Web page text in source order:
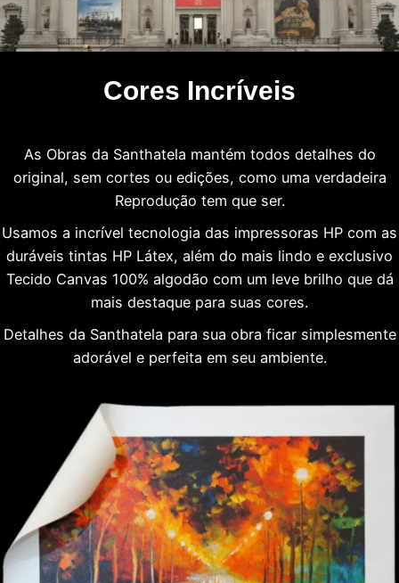
Cores Incríveis
As Obras da Santhatela mantém todos detalhes do
original, sem cortes ou edições, como uma verdadeira
Reprodução tem que ser.
Usamos a incrível tecnologia das impressoras HP com as
duráveis tintas HP Látex, além do mais lindo e exclusivo
Tecido Canvas 100% algodão com um leve brilho que dá
mais destaque para suas cores.
Detalhes da Santhatela para sua obra ficar simplesmente
adorável e perfeita em seu ambiente.